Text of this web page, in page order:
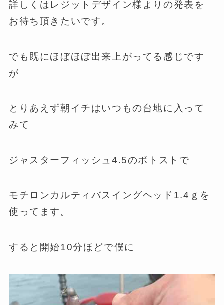
詳しくはレジットデザイン様よりの発表を
お待ち頂きたいです。
でも既にほぼほぼ出来上がってる感じです
が
とりあえず朝イチはいつもの台地に入って
みて
ジャスターフィッシュ4.5のボトストで
モチロンカルティバスイングヘッド1.4ｇを
使ってます。
すると開始10分ほどで僕に